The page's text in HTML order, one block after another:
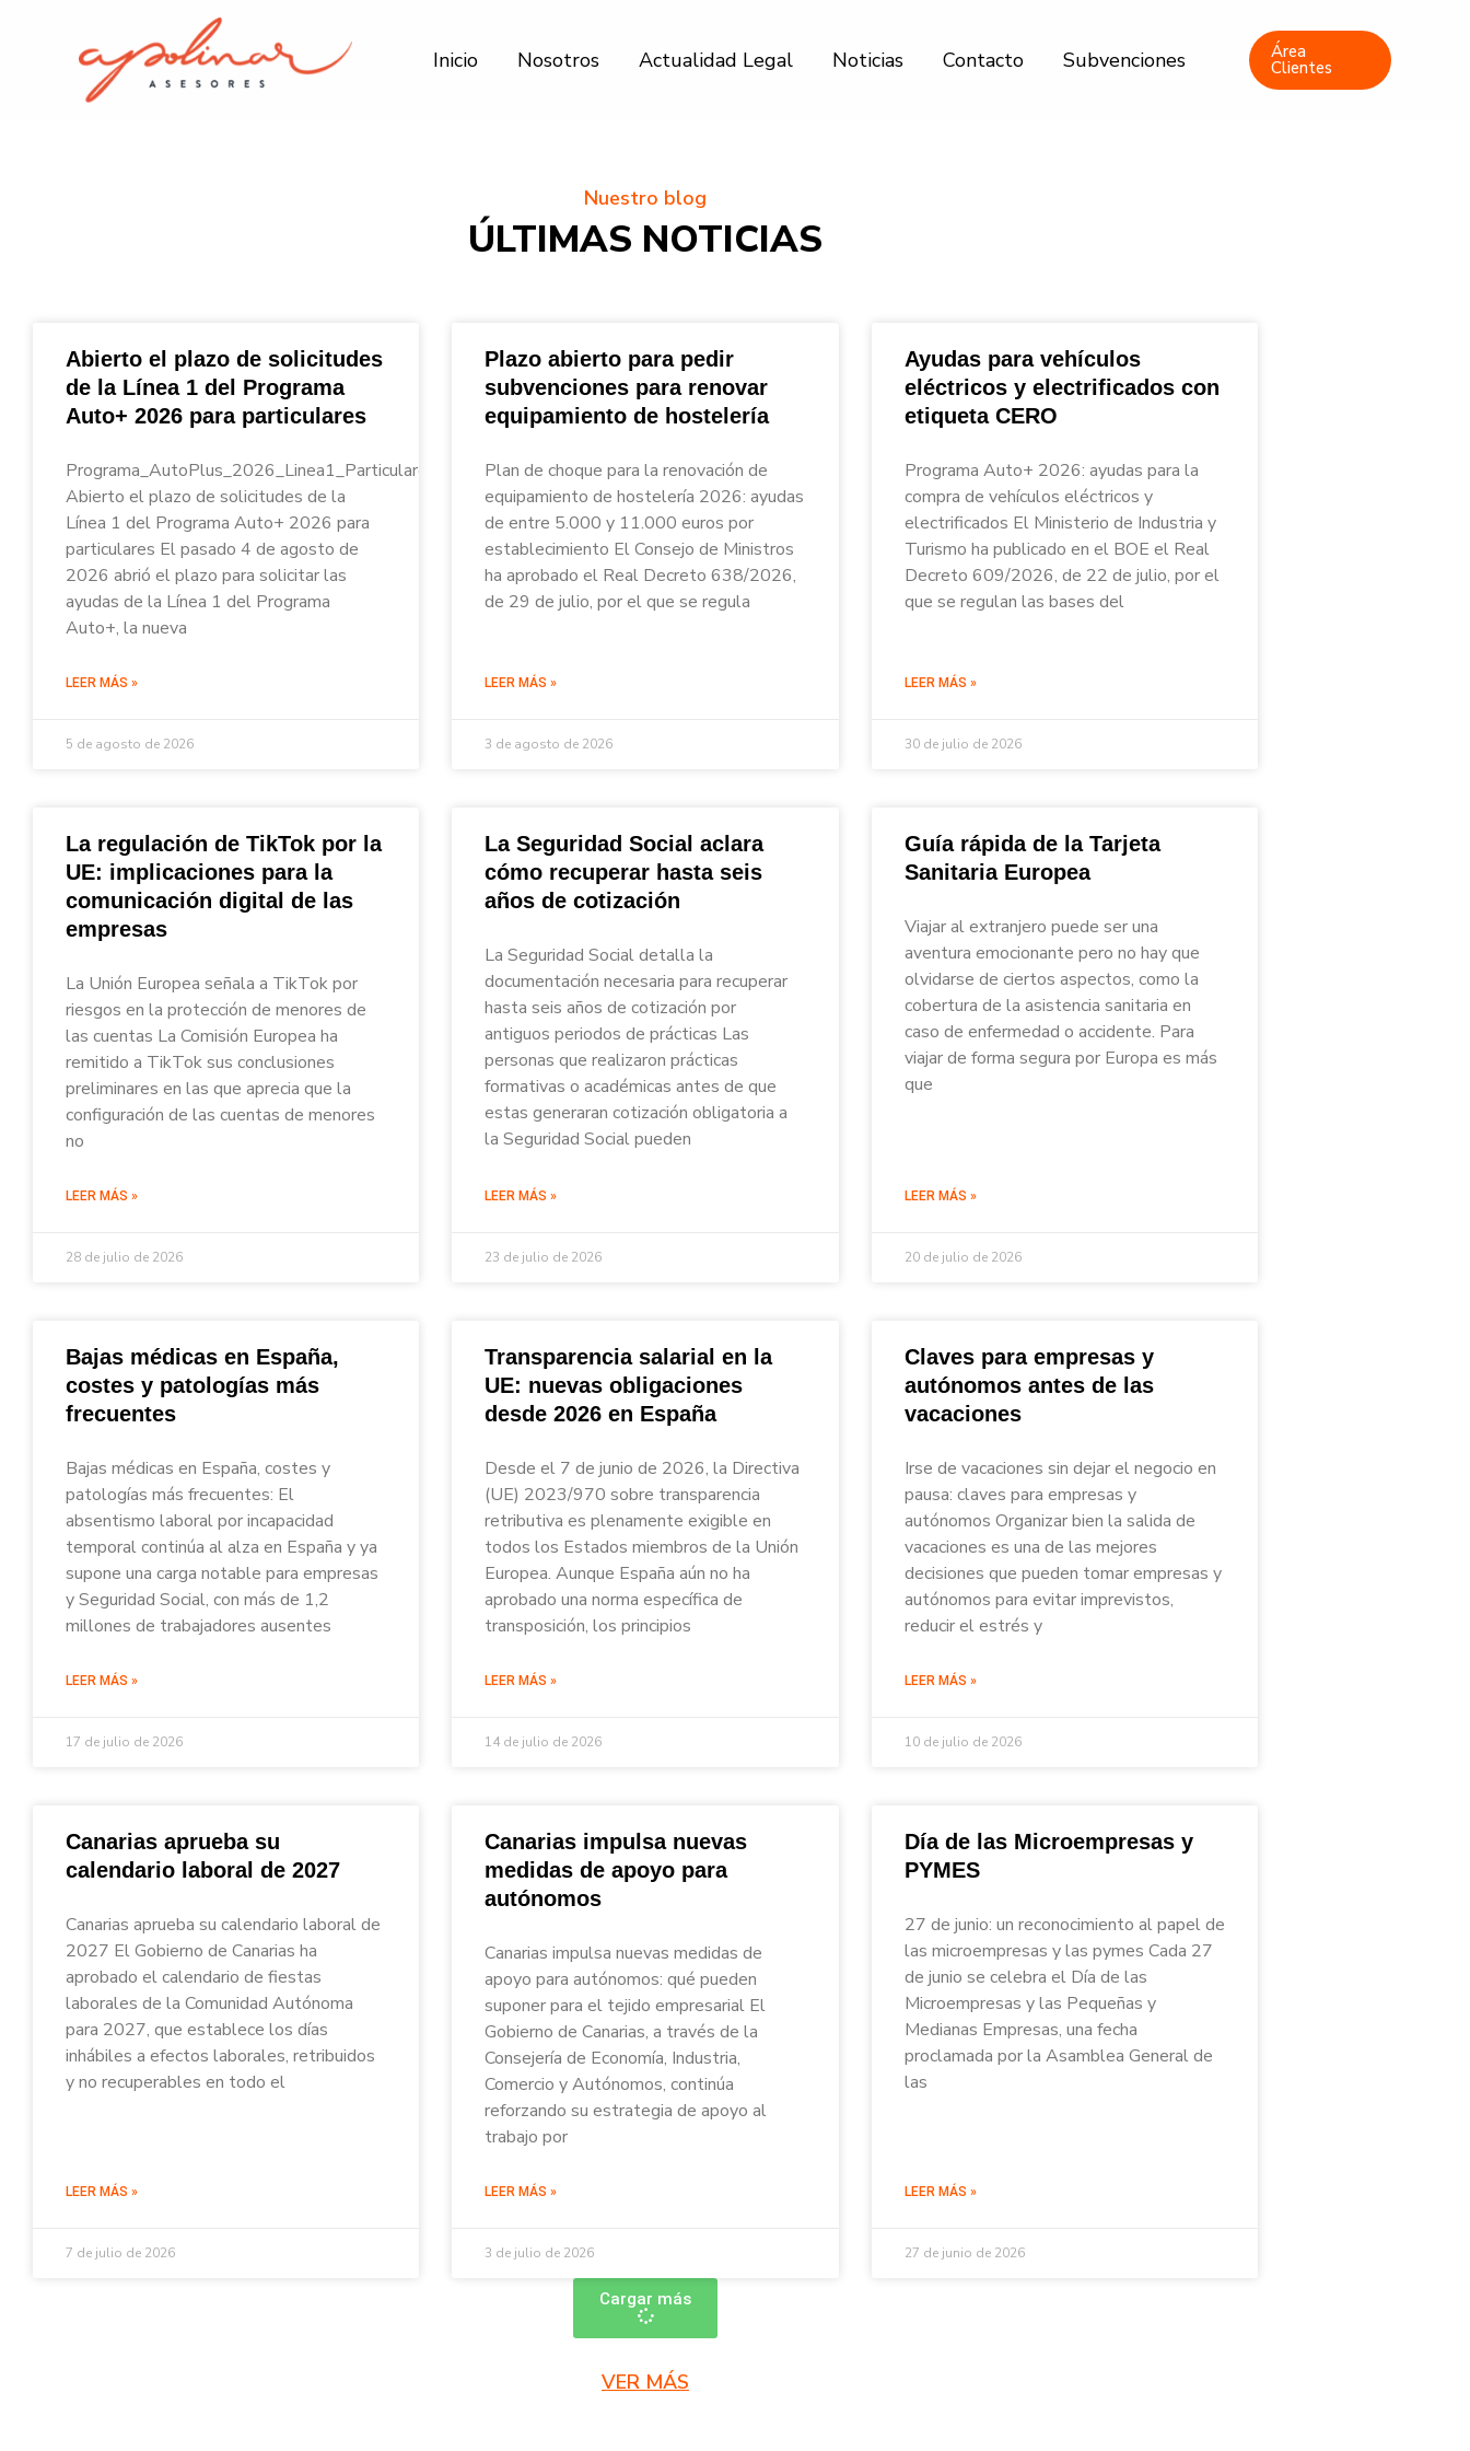
Inicio Nosotros Actualidad Legal Noticias Contacto Subvenciones Área
Clientes
Nuestro blog
ÚLTIMAS NOTICIAS
Abierto el plazo de solicitudes
de la Línea 1 del Programa
Auto+ 2026 para particulares
Programa_AutoPlus_2026_Linea1_Particulares_Apolinar_Asesores
Abierto el plazo de solicitudes de la
Línea 1 del Programa Auto+ 2026 para
particulares El pasado 4 de agosto de
2026 abrió el plazo para solicitar las
ayudas de la Línea 1 del Programa
Auto+, la nueva
LEER MÁS »
5 de agosto de 2026
Plazo abierto para pedir
subvenciones para renovar
equipamiento de hostelería
Plan de choque para la renovación de
equipamiento de hostelería 2026: ayudas
de entre 5.000 y 11.000 euros por
establecimiento El Consejo de Ministros
ha aprobado el Real Decreto 638/2026,
de 29 de julio, por el que se regula
LEER MÁS »
3 de agosto de 2026
Ayudas para vehículos
eléctricos y electrificados con
etiqueta CERO
Programa Auto+ 2026: ayudas para la
compra de vehículos eléctricos y
electrificados El Ministerio de Industria y
Turismo ha publicado en el BOE el Real
Decreto 609/2026, de 22 de julio, por el
que se regulan las bases del
LEER MÁS »
30 de julio de 2026
La regulación de TikTok por la
UE: implicaciones para la
comunicación digital de las
empresas
La Unión Europea señala a TikTok por
riesgos en la protección de menores de
las cuentas La Comisión Europea ha
remitido a TikTok sus conclusiones
preliminares en las que aprecia que la
configuración de las cuentas de menores
no
LEER MÁS »
28 de julio de 2026
La Seguridad Social aclara
cómo recuperar hasta seis
años de cotización
La Seguridad Social detalla la
documentación necesaria para recuperar
hasta seis años de cotización por
antiguos periodos de prácticas Las
personas que realizaron prácticas
formativas o académicas antes de que
estas generaran cotización obligatoria a
la Seguridad Social pueden
LEER MÁS »
23 de julio de 2026
Guía rápida de la Tarjeta
Sanitaria Europea
Viajar al extranjero puede ser una
aventura emocionante pero no hay que
olvidarse de ciertos aspectos, como la
cobertura de la asistencia sanitaria en
caso de enfermedad o accidente. Para
viajar de forma segura por Europa es más
que
LEER MÁS »
20 de julio de 2026
Bajas médicas en España,
costes y patologías más
frecuentes
Bajas médicas en España, costes y
patologías más frecuentes: El
absentismo laboral por incapacidad
temporal continúa al alza en España y ya
supone una carga notable para empresas
y Seguridad Social, con más de 1,2
millones de trabajadores ausentes
LEER MÁS »
17 de julio de 2026
Transparencia salarial en la
UE: nuevas obligaciones
desde 2026 en España
Desde el 7 de junio de 2026, la Directiva
(UE) 2023/970 sobre transparencia
retributiva es plenamente exigible en
todos los Estados miembros de la Unión
Europea. Aunque España aún no ha
aprobado una norma específica de
transposición, los principios
LEER MÁS »
14 de julio de 2026
Claves para empresas y
autónomos antes de las
vacaciones
Irse de vacaciones sin dejar el negocio en
pausa: claves para empresas y
autónomos Organizar bien la salida de
vacaciones es una de las mejores
decisiones que pueden tomar empresas y
autónomos para evitar imprevistos,
reducir el estrés y
LEER MÁS »
10 de julio de 2026
Canarias aprueba su
calendario laboral de 2027
Canarias aprueba su calendario laboral de
2027 El Gobierno de Canarias ha
aprobado el calendario de fiestas
laborales de la Comunidad Autónoma
para 2027, que establece los días
inhábiles a efectos laborales, retribuidos
y no recuperables en todo el
LEER MÁS »
7 de julio de 2026
Canarias impulsa nuevas
medidas de apoyo para
autónomos
Canarias impulsa nuevas medidas de
apoyo para autónomos: qué pueden
suponer para el tejido empresarial El
Gobierno de Canarias, a través de la
Consejería de Economía, Industria,
Comercio y Autónomos, continúa
reforzando su estrategia de apoyo al
trabajo por
LEER MÁS »
3 de julio de 2026
Día de las Microempresas y
PYMES
27 de junio: un reconocimiento al papel de
las microempresas y las pymes Cada 27
de junio se celebra el Día de las
Microempresas y las Pequeñas y
Medianas Empresas, una fecha
proclamada por la Asamblea General de
las
LEER MÁS »
27 de junio de 2026
Cargar más
VER MÁS